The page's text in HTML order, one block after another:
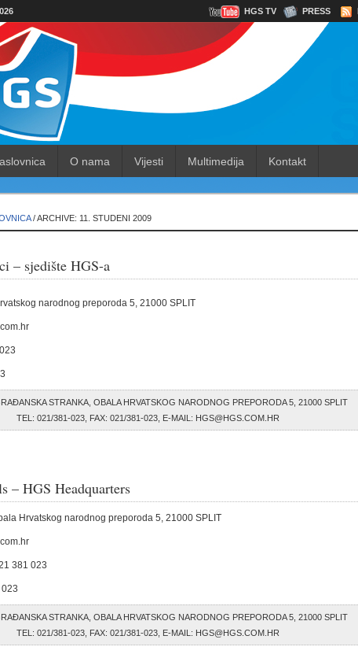
HGS TV PRESS
O nama Vijesti Multimedija Kontakt
/ ARCHIVE: 11. STUDENI 2009
– sjedište HGS-a
narodnog preporoda 5, 21000 SPLIT
STRANKA, OBALA HRVATSKOG NARODNOG PREPORODA 5, 21000 SPLIT
TEL: 021/381-023, FAX: 021/381-023, E-MAIL: HGS@HGS.COM.HR
– HGS Headquarters
Hrvatskog narodnog preporoda 5, 21000 SPLIT
381 023
STRANKA, OBALA HRVATSKOG NARODNOG PREPORODA 5, 21000 SPLIT
TEL: 021/381-023, FAX: 021/381-023, E-MAIL: HGS@HGS.COM.HR